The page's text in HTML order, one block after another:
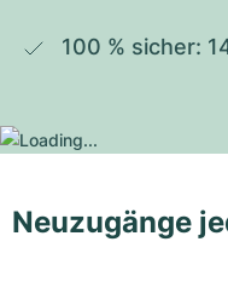
100 % sicher:
Neuzugänge